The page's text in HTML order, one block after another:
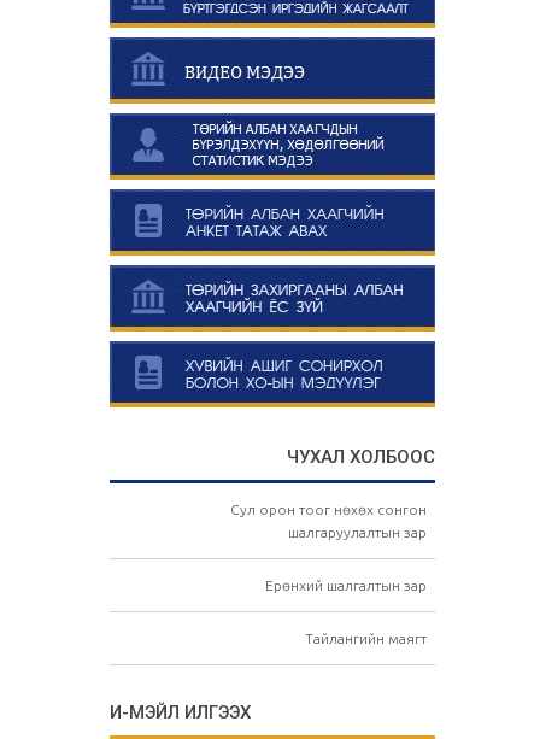
ЧУХАЛ ХОЛБООС
Сул орон тоог нөхөх сонгон
шалгаруулалтын зар
Ерөнхий шалгалтын зар
Тайлангийн маягт
И-МЭЙЛ ИЛГЭЭХ